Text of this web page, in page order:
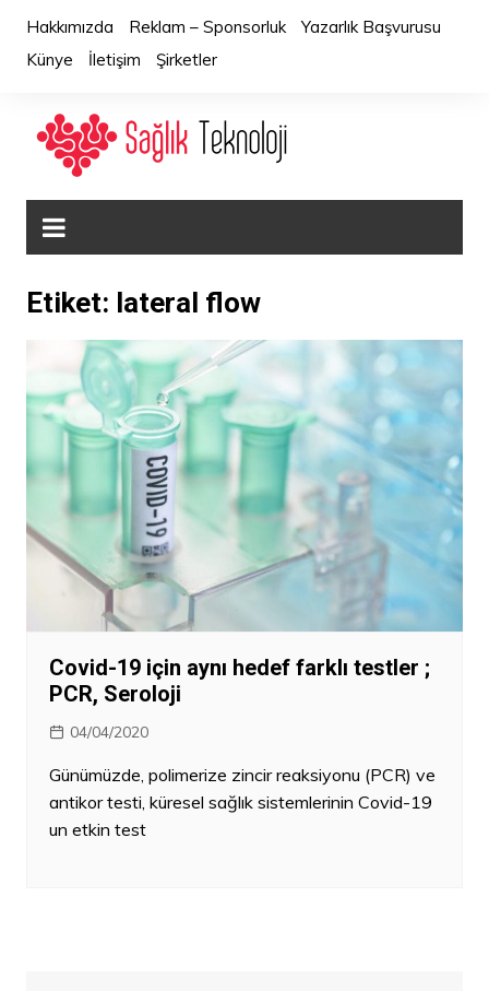
content
Hakkımızda Reklam – Sponsorluk
Yazarlık Başvurusu
Künye
İletişim Şirketler
Etiket: lateral flow
Covid-19 için aynı hedef farklı testler ;
PCR, Seroloji
04/04/2020
Günümüzde, polimerize zincir reaksiyonu (PCR) ve
antikor testi, küresel sağlık sistemlerinin Covid-19
un etkin test